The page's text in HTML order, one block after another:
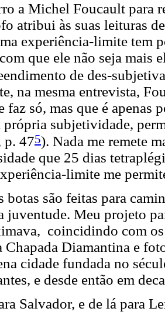
a Michel Foucault para
atribui às suas leituras
experiência-limite tem
que ele não seja mais
de des-
na mesma entrevista,
faz só, mas que é apenas
própria subjetividade,
p. 475). Nada me remete
que 25 dias
limite me
botas são feitas para
juventude. Meu projeto
coincidindo com
Chapada Diamantina e
cidade fundada no
e desde então em
Salvador, e de lá para